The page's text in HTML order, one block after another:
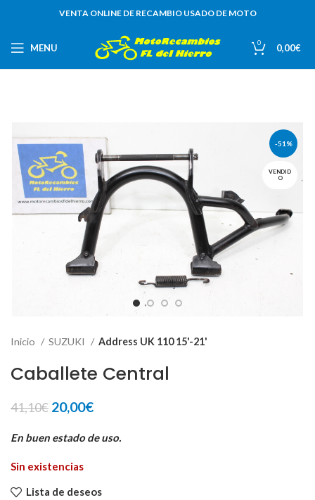
VENTA ONLINE DE RECAMBIO USADO DE MOTO
MENU 0 0,00€
-51%
VENDID
O
Inicio SUZUKI Address UK 110 15'-21'
Caballete Central
41,10€ El
original
41,10€.
20,00€El
actual
En buen estado de uso.
Sin existencias
Lista de deseos